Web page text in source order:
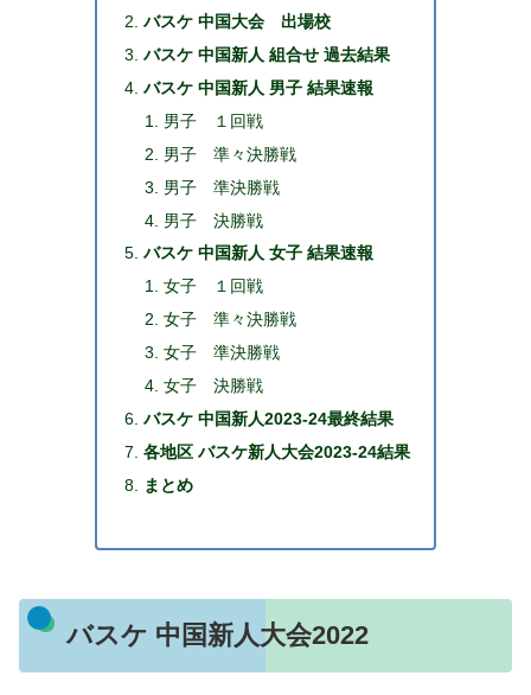
バスケ 中国大会 出場校
バスケ 中国新人 組合せ 過去結果
バスケ 中国新人 男子 結果速報
男子 １回戦
男子 準々決勝戦
男子 準決勝戦
男子 決勝戦
バスケ 中国新人 女子 結果速報
女子 １回戦
女子 準々決勝戦
女子 準決勝戦
女子 決勝戦
バスケ 中国新人2023-24最終結果
各地区 バスケ新人大会2023-24結果
まとめ
バスケ 中国新人大会2022